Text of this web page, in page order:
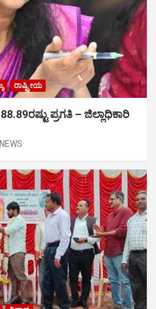
ರಾಷ್ಟ್ರೀಯ
ಪ್ರಗತಿ – ಜಿಲ್ಲಾಧಿಕಾರಿ